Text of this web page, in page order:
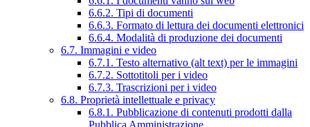
6.6.2. Tipi di documenti
6.6.3. Formato di lettura dei documenti elettronici
6.6.4. Modalità di produzione dei documenti
6.7. Immagini e video
6.7.1. Testo alternativo (alt text) per le immagini
6.7.2. Sottotitoli per i video
6.7.3. Trascrizioni per i video
6.8. Proprietà intellettuale e privacy
6.8.1. Pubblicazione di contenuti prodotti dalla
Pubblica Amministrazione